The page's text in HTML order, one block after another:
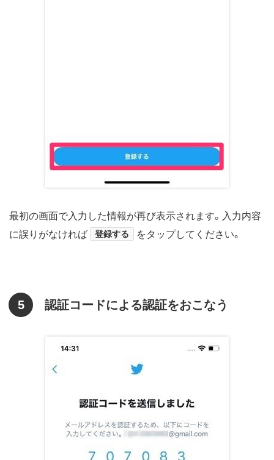
最初の画面で入力した情報が再び表示されます。入力内容
に誤りがなければ
登録する をタップしてください。
5 認証コードによる認証をおこなう